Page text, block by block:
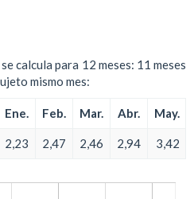
calcula para 12 meses: 11 meses
mismo mes:
Ene. Feb. Mar. Abr. May.
2,23 2,47 2,46 2,94 3,42